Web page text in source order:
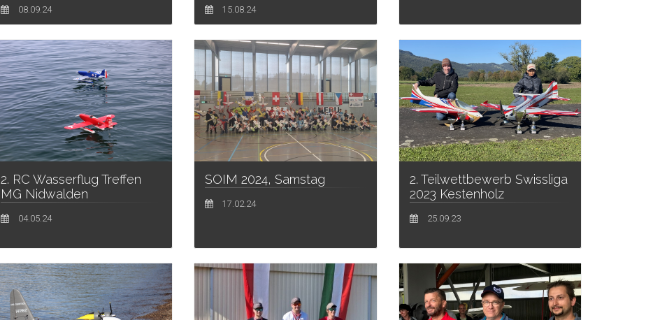
08.09.24 15.08.24
2. RC Wasserflug Treffen
MG Nidwalden
04.05.24
SOIM 2024, Samstag
17.02.24
2. Teilwettbewerb Swissliga
2023 Kestenholz
25.09.23